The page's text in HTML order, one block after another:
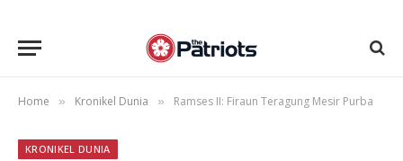
Home » Kronikel Dunia » Ramses II: Firaun Teragung Mesir Purba
KRONIKEL DUNIA